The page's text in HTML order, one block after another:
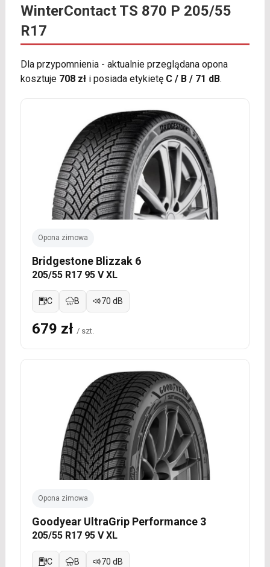
WinterContact TS 870 P 205/55
R17
Dla przypomnienia - aktualnie przeglądana opona
kosztuje 708 złi posiada etykietę C / B / 71 dB.
Opona zimowa
Bridgestone Blizzak 6
205/55 R17 95 V XL
C B 70 dB
679 zł / szt.
Opona zimowa
Goodyear UltraGrip Performance 3
205/55 R17 95 V XL
C B 70 dB